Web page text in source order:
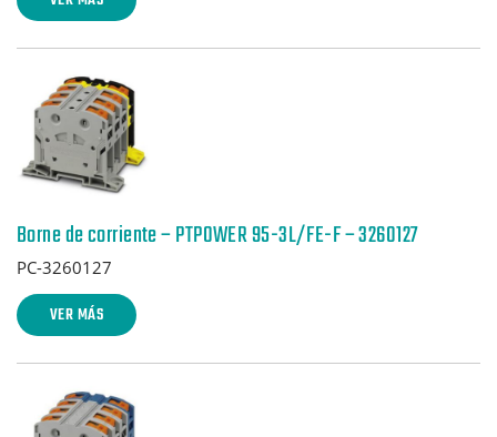
Borne de corriente – PTPOWER 95-3L/FE-F – 3260127
PC-3260127
VER MÁS